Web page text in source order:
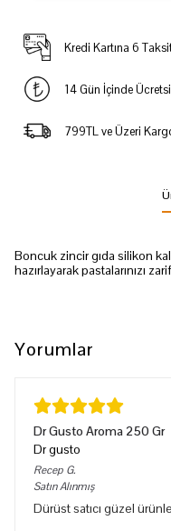
Kredi Kartına 6
14 Gün İçinde
799TL ve Üzeri
Boncuk zincir gıda silikon
hazırlayarak pastalarınızı
Yorumlar
Dr Gusto Aroma 250 Gr
Dr gusto
Recep G.
Satın Alınmış
Dürüst satıcı güzel